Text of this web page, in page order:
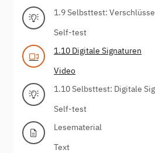
1.9 Selbsttest:
Self-test
1.10 Digitale Signaturen
Video
1.10 Selbsttest: Digitale
Self-test
Lesematerial
Text